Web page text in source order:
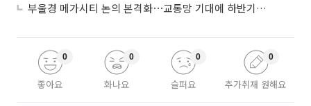
부울경 메가시티 논의 본격화⋯교통망 기대에 하반기 분양시장 '주목'
좋아요
0
화나요
0
슬퍼요
0
추가취재 원해요
0